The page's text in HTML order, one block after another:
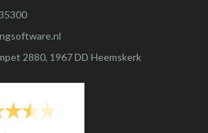
2880, 1967 DD Heemskerk